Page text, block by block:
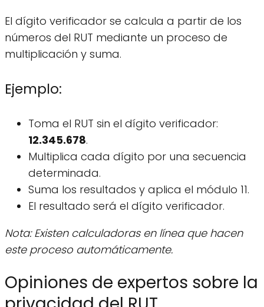
El dígito verificador se calcula a partir de los
números del RUT mediante un proceso de
multiplicación y suma.
Ejemplo:
Toma el RUT sin el dígito verificador:
12.345.678.
Multiplica cada dígito por una secuencia
determinada.
Suma los resultados y aplica el módulo 11.
El resultado será el dígito verificador.
Nota: Existen calculadoras en línea que hacen
este proceso automáticamente.
Opiniones de expertos sobre la